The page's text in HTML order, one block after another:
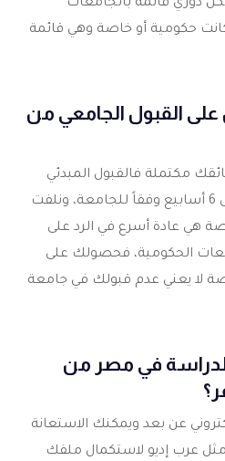
دوري قائمة بالجامعات
حكومية أو خاصة وهي قائمة
القبول الجامعي من
مكتملة فالقبول المبدئي
يستغرق ما بين أسبوعين إلى 6 أسابيع وفقاً للجامعة، ونلفت
هي عادة أسرع في الرد على
الحكومية، فحصولك على
لا يعني عدم قبولك في جامعة
في مصر من
عن بعد ويمكنك الاستعانة
عرب إديو لاستكمال ملفك